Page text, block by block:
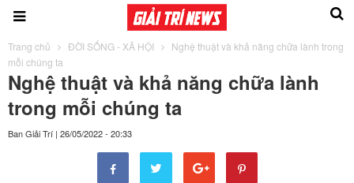
Trang chủ ĐỜI SỐNG - XÃ HỘI
Nghệ thuật và khả năng chữa lành trong
mỗi chúng ta
Nghệ thuật và khả năng chữa lành
trong mỗi chúng ta
Ban Giải Trí | 26/05/2022 - 20:33